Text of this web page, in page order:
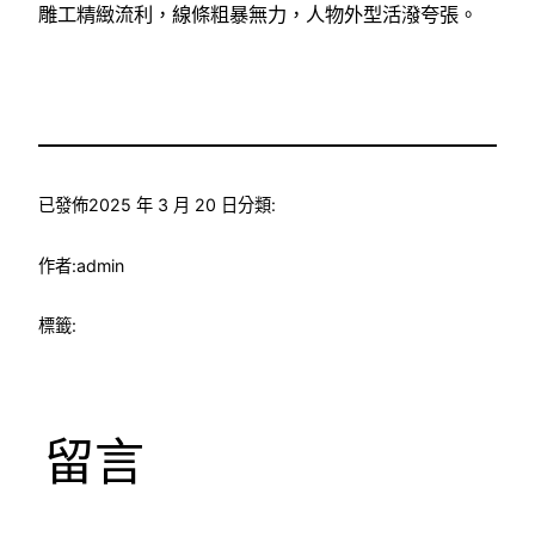
雕工精緻流利，線條粗暴無力，人物外型活潑夸張。
已發佈2025 年 3 月 20 日分類:
作者:admin
標籤:
留言